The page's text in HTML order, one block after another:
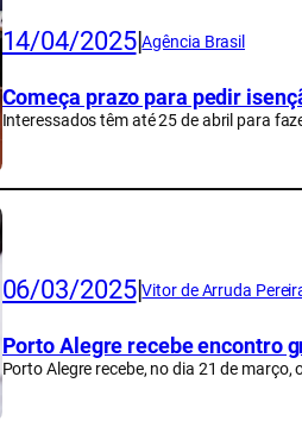
14/04/2025|Agência Brasil
Começa prazo para pedir
Interessados têm até 25 de abril para
06/03/2025|Vitor de Arruda
Porto Alegre recebe encontro
Porto Alegre recebe, no dia 21 de